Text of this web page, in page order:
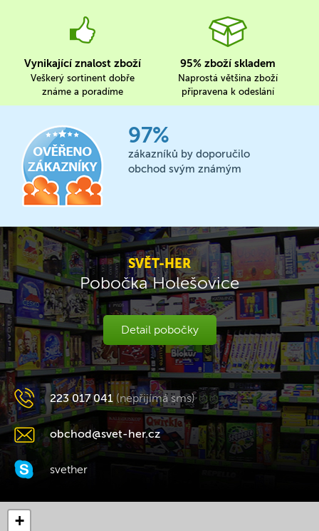
Vynikající znalost zboží
Veškerý sortinent dobře
známe a poradíme
95% zboží skladem
Naprostá většina zboží
připravena k odeslání
97%
zákazníků by doporučilo
obchod svým známým
SVĚT-HER
Pobočka Holešovice
Detail pobočky
223 017 041 (nepřijímá sms)
obchod@svet-her.cz
svether
+